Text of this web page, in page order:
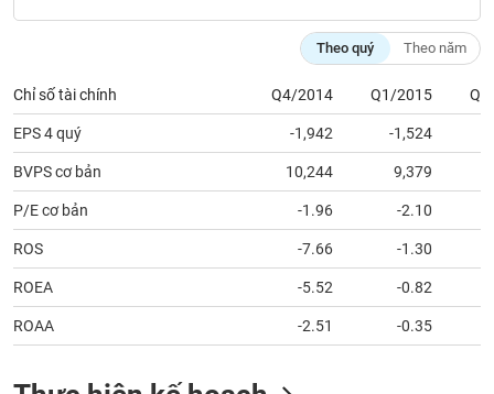
Theo quý Theo năm
Chỉ số tài chính Q4/2014 Q1/2015
EPS 4 quý -1,942 -1,524
BVPS cơ bản 10,244 9,379
P/E cơ bản -1.96 -2.10
ROS -7.66 -1.30
ROEA -5.52 -0.82
ROAA -2.51 -0.35